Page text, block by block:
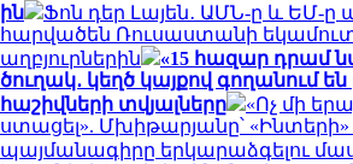
ին
Ֆոն դեր Լայեն․ ԱՄՆ-ը և ԵՄ-
հարվածեն Ռուսաստանի
աղբյուրներին
«15 հազար դրամ
ծուղակ․ կեղծ կայքով գողանում
հաշիվների տվյալները
«Ոչ մի
ստացել». Մխիթարյանը՝
պայմանագիրը երկարաձգելու